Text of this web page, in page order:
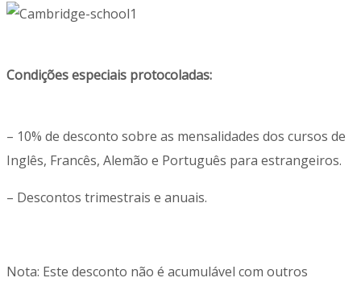
Condições especiais protocoladas:
– 10% de desconto sobre as mensalidades dos cursos de
Inglês, Francês, Alemão e Português para estrangeiros.
– Descontos trimestrais e anuais.
Nota: Este desconto não é acumulável com outros